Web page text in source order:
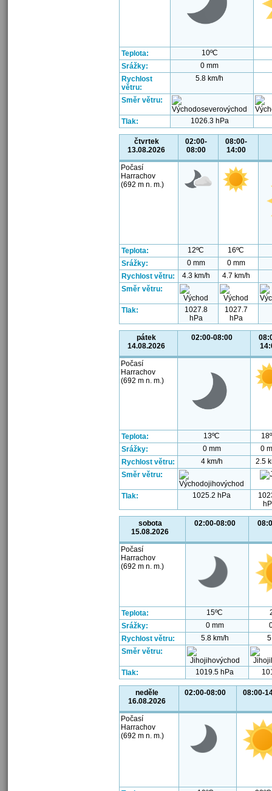
Teplota:
10ºC
Srážky:
0 mm
Rychlost
větru:
5.8 km/h
Směr větru:
Tlak: 1026.3 hPa
čtvrtek
13.08.2026
02:00-
08:00
08:00-
14:00
Počasí
Harrachov
(692 m n. m.)
Teplota: 12ºC
16ºC
Srážky:
0 mm
0 mm
Rychlost větru:
4.3 km/h
4.7 km/h
Směr větru:
Tlak:
1027.8
hPa
1027.7
hPa
pátek
14.08.2026
02:00-08:00
Počasí
Harrachov
(692 m n. m.)
Teplota: 13ºC
Srážky:
0 mm
0
Rychlost větru:
4 km/h
2.5
Směr větru:
Tlak: 1025.2 hPa
sobota
15.08.2026
02:00-08:00
Počasí
Harrachov
(692 m n. m.)
Teplota: 15ºC
Srážky:
0 mm
Rychlost větru:
5.8 km/h
Směr větru:
Tlak: 1019.5 hPa
neděle
16.08.2026
02:00-08:00 08:00-
Počasí
Harrachov
(692 m n. m.)